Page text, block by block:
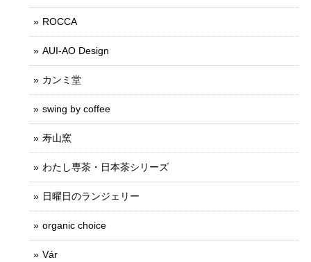
ROCCA
AUI-AO Design
カンミ堂
swing by coffee
寿山窯
わたし専茶・日本茶シリーズ
日曜日のランジェリー
organic choice
Vár